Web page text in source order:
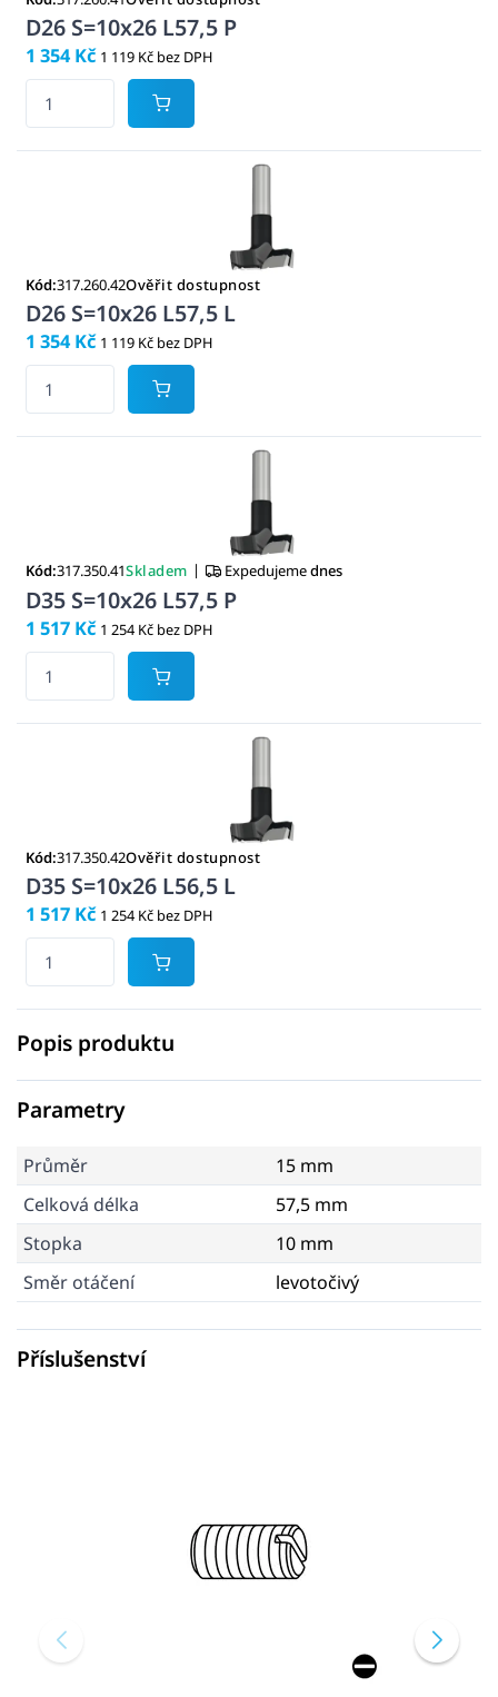
D26 S=10x26 L57,5 P
1 354 Kč 1 119 Kč bez DPH
Kód:317.260.42Ověřit dostupnost
D26 S=10x26 L57,5 L
1 354 Kč 1 119 Kč bez DPH
Kód:317.350.41Skladem | Expedujemednes
D35 S=10x26 L57,5 P
1 517 Kč 1 254 Kč bez DPH
Kód:317.350.42Ověřit dostupnost
D35 S=10x26 L56,5 L
1 517 Kč 1 254 Kč bez DPH
Popis produktu
Parametry
Průměr
15 mm
Celková délka
57,5 mm
Stopka
10 mm
Směr otáčení
levotočivý
Příslušenství